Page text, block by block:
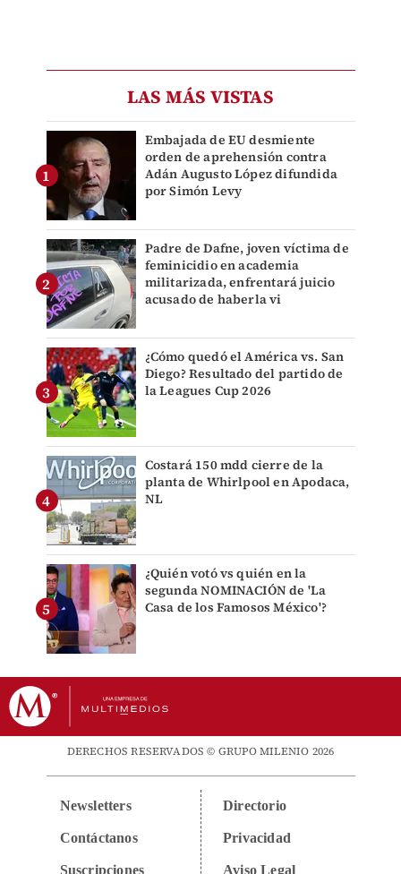
LAS MÁS VISTAS
Embajada de EU desmiente
orden de aprehensión contra
Adán Augusto López difundida
por Simón Levy
Padre de Dafne, joven víctima de
feminicidio en academia
militarizada, enfrentará juicio
acusado de haberla vi
¿Cómo quedó el América vs. San
Diego? Resultado del partido de
la Leagues Cup 2026
Costará 150 mdd cierre de la
planta de Whirlpool en Apodaca,
NL
¿Quién votó vs quién en la
segunda NOMINACIÓN de 'La
Casa de los Famosos México'?
DERECHOS RESERVADOS © GRUPO MILENIO 2026
Newsletters
Contáctanos
Suscripciones
Directorio
Privacidad
Aviso Legal